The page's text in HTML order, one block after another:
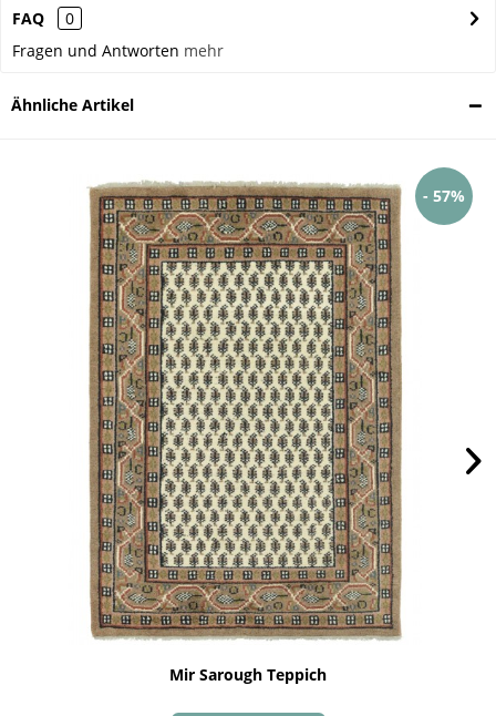
FAQ
0
Fragen und Antworten mehr
Ähnliche Artikel
- 57%
Mir Sarough Teppich